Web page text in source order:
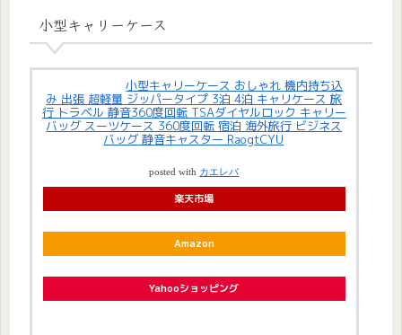
小型キャリーケース
小型キャリーケース おしゃれ 機内持ち込
み 出張 超軽量 ジッパータイプ 3泊 4泊 キャリケース 旅
行 トラベル 静音360度回転 TSAダイヤルロック キャリー
バッグ スーツケース 360度回転 宿泊 海外旅行 ビジネス
バッグ 静音キャスター RaogtCYU
posted with カエレバ
楽天市場
Amazon
Yahooショッピング